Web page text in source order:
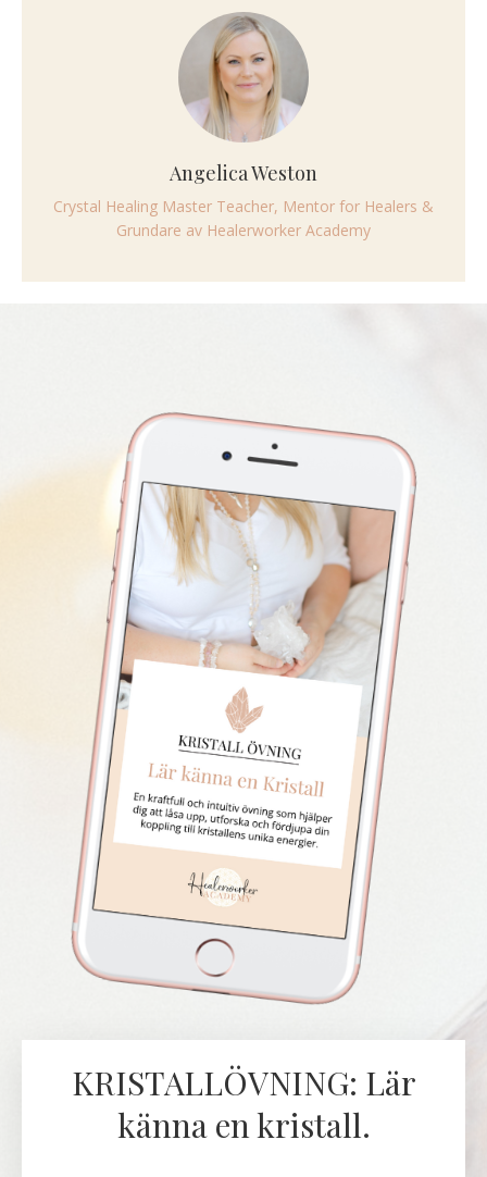
Angelica Weston
Crystal Healing Master Teacher, Mentor for Healers &
Grundare av Healerworker Academy
KRISTALLÖVNING: Lär
känna en kristall.